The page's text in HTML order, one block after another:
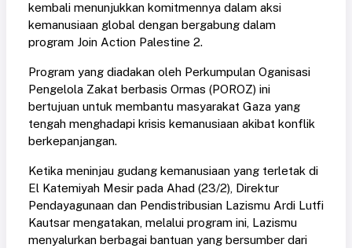
kembali menunjukkan komitmennya dalam aksi
kemanusiaan global dengan bergabung dalam
program Join Action Palestine 2.
Program yang diadakan oleh Perkumpulan Oganisasi
Pengelola Zakat berbasis Ormas (POROZ) ini
bertujuan untuk membantu masyarakat Gaza yang
tengah menghadapi krisis kemanusiaan akibat konflik
berkepanjangan.
Ketika meninjau gudang kemanusiaan yang terletak di
El Katemiyah Mesir pada Ahad (23/2), Direktur
Pendayagunaan dan Pendistribusian Lazismu Ardi Lutfi
Kautsar mengatakan, melalui program ini, Lazismu
menyalurkan berbagai bantuan yang bersumber dari